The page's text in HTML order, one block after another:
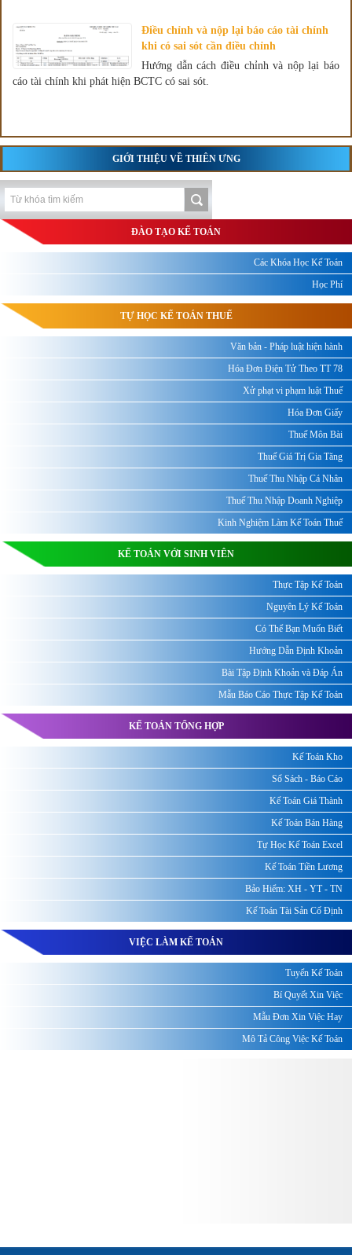
Điều chỉnh và nộp lại báo cáo tài chính
khi có sai sót cần điều chỉnh
Hướng dẫn cách điều chỉnh và nộp lại báo
cáo tài chính khi phát hiện BCTC có sai sót.
GIỚI THIỆU VỀ THIÊN ƯNG
ĐÀO TẠO KẾ TOÁN
Các Khóa Học Kế Toán
Học Phí
TỰ HỌC KẾ TOÁN THUẾ
Văn bản - Pháp luật hiện hành
Hóa Đơn Điện Tử Theo TT 78
Xử phạt vi phạm luật Thuế
Hóa Đơn Giấy
Thuế Môn Bài
Thuế Giá Trị Gia Tăng
Thuế Thu Nhập Cá Nhân
Thuế Thu Nhập Doanh Nghiệp
Kinh Nghiệm Làm Kế Toán Thuế
KẾ TOÁN VỚI SINH VIÊN
Thực Tập Kế Toán
Nguyên Lý Kế Toán
Có Thể Bạn Muốn Biết
Hướng Dẫn Định Khoản
Bài Tập Định Khoản và Đáp Án
Mẫu Báo Cáo Thực Tập Kế Toán
KẾ TOÁN TỔNG HỢP
Kế Toán Kho
Sổ Sách - Báo Cáo
Kế Toán Giá Thành
Kế Toán Bán Hàng
Tự Học Kế Toán Excel
Kế Toán Tiền Lương
Bảo Hiểm: XH - YT - TN
Kế Toán Tài Sản Cố Định
VIỆC LÀM KẾ TOÁN
Tuyển Kế Toán
Bí Quyết Xin Việc
Mẫu Đơn Xin Việc Hay
Mô Tả Công Việc Kế Toán